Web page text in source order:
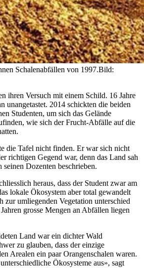
Schalenabfällen von 1997.Bild:
ihren Versuch mit einem Schild. 16 Jahre
unangetastet. 2014 schickten die beiden
Studenten, um sich das Gelände
wie sich der Frucht-Abfälle auf die
die Tafel nicht finden. Er war sich nicht
richtigen Gegend war, denn das Land sah
seinen Dozenten beschrieben.
heraus, dass der Student zwar am
lokale Ökosystem aber total gewandelt
zur umliegenden Vegetation unterschied
grosse Mengen an Abfällen liegen
Land war ein dichter Wald
zu glauben, dass der einzige
Arealen ein paar Orangenschalen waren.
Ökosysteme aus», sagt